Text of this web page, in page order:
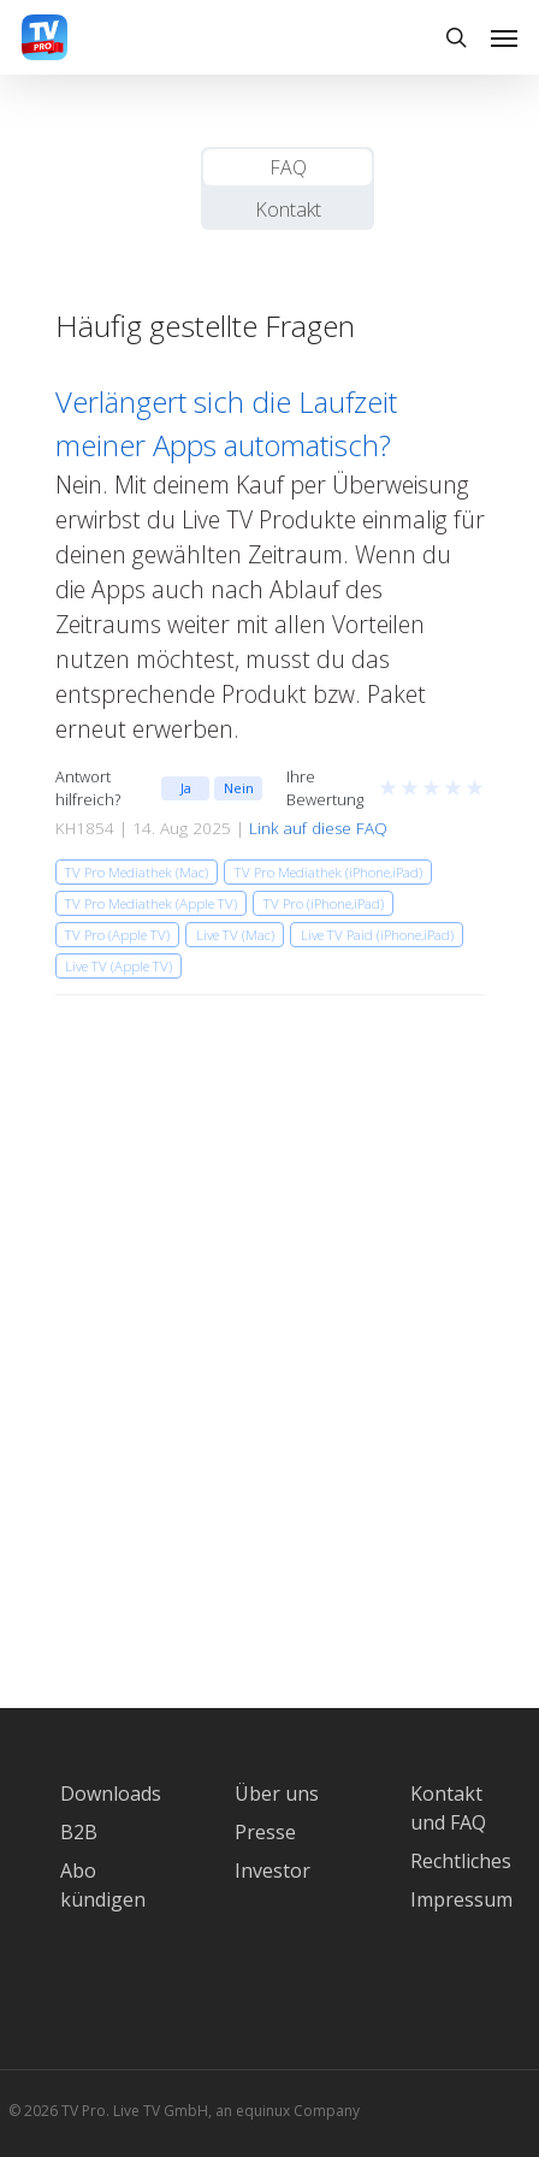
Skip
search
FAQ
Kontakt
Häufig gestellte Fragen
Verlängert sich die Laufzeit
meiner Apps automatisch?
Nein. Mit deinem Kauf per Überweisung
erwirbst du Live TV Produkte einmalig für
deinen gewählten Zeitraum. Wenn du
die Apps auch nach Ablauf des
Zeitraums weiter mit allen Vorteilen
nutzen möchtest, musst du das
entsprechende Produkt bzw. Paket
erneut erwerben.
Antwort
hilfreich?
Ja Nein
Ihre
Bewertung
★ ★ ★ ★ ★
KH1854 | 14. Aug 2025 | Link auf diese FAQ
TV Pro Mediathek (Mac)
TV Pro Mediathek (iPhone,iPad)
TV Pro Mediathek (Apple TV)
TV Pro (iPhone,iPad)
TV Pro (Apple TV)
Live TV (Mac)
Live TV Paid (iPhone,iPad)
Live TV (Apple TV)
Downloads
B2B
Abo
kündigen
Über uns
Presse
Investor
Kontakt
und FAQ
Rechtliches
Impressum
© 2026 TV Pro. Live TV GmbH, an equinux Company